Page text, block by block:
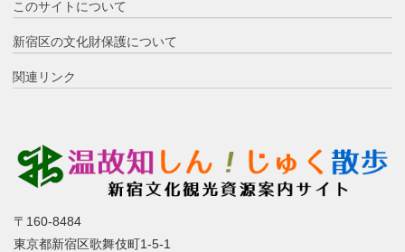
このサイトについて
新宿区の文化財保護について
関連リンク
〒160-8484
東京都新宿区歌舞伎町1-5-1